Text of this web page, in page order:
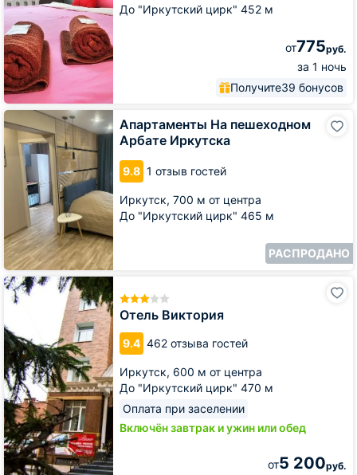
До "Иркутский цирк" 452 м
от775руб.
за 1 ночь
Получите39 бонусов
Апартаменты На пешеходном
Арбате Иркутска
9.8 1 отзыв гостей
Иркутск, 700 м от центра
До "Иркутский цирк" 465 м
РАСПРОДАНО
Апартаменты
На
пешеходном
Арбате
Иркутска
Отель Виктория
9.4 462 отзыва гостей
Иркутск, 600 м от центра
До "Иркутский цирк" 470 м
Оплата при заселении
Включён завтрак и ужин или обед
от5 200руб.
Отель
Виктория